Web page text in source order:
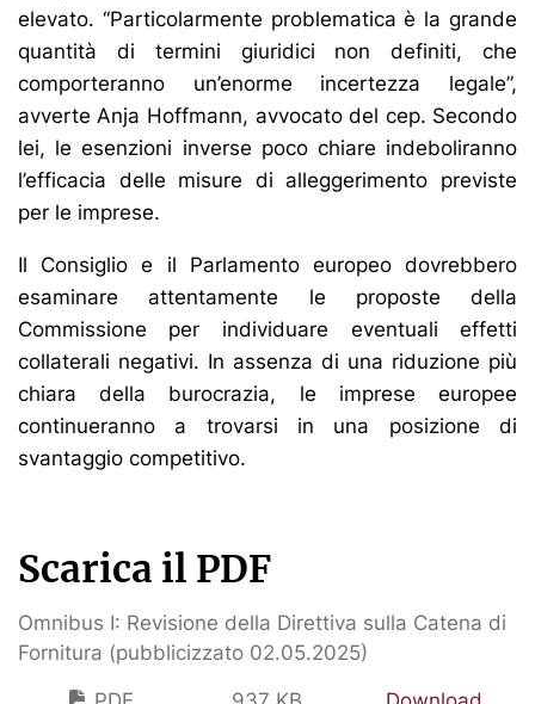
elevato. “Particolarmente problematica è la grande
quantità di termini giuridici non definiti, che
comporteranno un’enorme incertezza legale”,
avverte Anja Hoffmann, avvocato del cep. Secondo
lei, le esenzioni inverse poco chiare indeboliranno
l’efficacia delle misure di alleggerimento previste
per le imprese.
Il Consiglio e il Parlamento europeo dovrebbero
esaminare attentamente le proposte della
Commissione per individuare eventuali effetti
collaterali negativi. In assenza di una riduzione più
chiara della burocrazia, le imprese europee
continueranno a trovarsi in una posizione di
svantaggio competitivo.
Scarica il PDF
Omnibus I: Revisione della Direttiva sulla Catena di
Fornitura (pubblicizzato 02.05.2025)